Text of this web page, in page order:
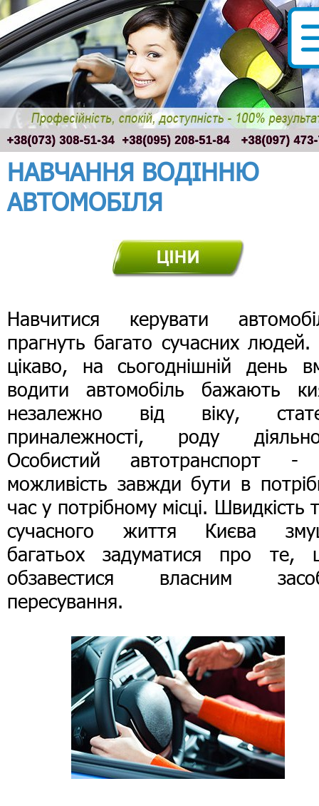
НАВЧАННЯ ВОДІННЮ
АВТОМОБІЛЯ
Навчитися керувати
прагнуть багато сучасних
цікаво, на сьогоднішній день
водити автомобіль бажають
незалежно від віку,
приналежності, роду
Особистий автотранспорт
можливість завжди бути в
час у потрібному місці. Швидкість
сучасного життя Києва
багатьох задуматися про те,
обзавестися власним
пересування.